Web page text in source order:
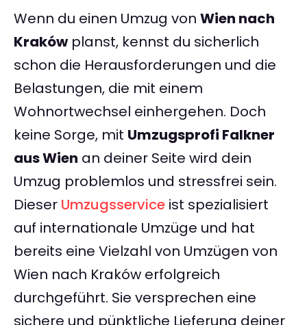
Wenn du einen Umzug von Wien nach
Krakówplanst, kennst du sicherlich
schon die Herausforderungen und die
Belastungen, die mit einem
Wohnortwechsel einhergehen. Doch
keine Sorge, mit Umzugsprofi Falkner
aus Wien an deiner Seite wird dein
Umzug problemlos und stressfrei sein.
Dieser Umzugsservice ist spezialisiert
auf internationale Umzüge und hat
bereits eine Vielzahl von Umzügen von
Wien nach Kraków erfolgreich
durchgeführt. Sie versprechen eine